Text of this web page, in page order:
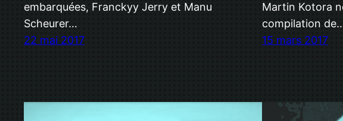
embarquées, Franckyy Jerry et Manu
Scheurer…
22 mai 2017
Martin Kotora
compilation
15 mars 2017